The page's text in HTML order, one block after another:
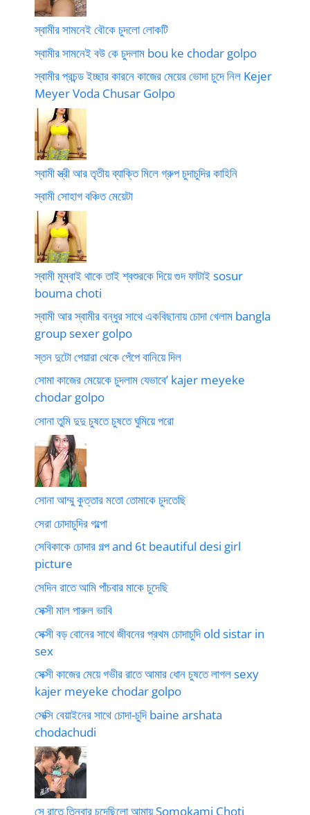
স্বামীর সামনেই বৌকে চুদলো লোকটি
স্বামীর সামনেই বউ কে চুদলাম bou ke chodar golpo
স্বামীর প্রচন্ড ইচ্ছার কারনে কাজের মেয়ের ভোদা চুদে নিল Kejer
Meyer Voda Chusar Golpo
স্বামী স্ত্রী আর তৃতীয় ব্যাক্তি মিলে গ্রুপ চুদাচুদির কাহিনি
স্বামী সোহাগ বঞ্চিত মেয়েটা
স্বামী মুম্বাই থাকে তাই শ্বশুরকে দিয়ে গুদ ফাটাই sosur
bouma choti
স্বামী আর স্বামীর বন্ধুর সাথে একবিছানায় চোদা খেলাম bangla
group sexer golpo
স্তন দুটো পেয়ারা থেকে পেঁপে বানিয়ে দিল
সোমা কাজের মেয়েকে চুদলাম যেভাবে’ kajer meyeke
chodar golpo
সোনা তুমি দুদু চুষতে চুষতে ঘুমিয়ে পরো
সোনা আম্মু কুত্তার মতো তোমাকে চুদতেছি
সেরা চোদাচুদির গল্পো
সেবিকাকে চোদার গল্প and 6t beautiful desi girl
picture
সেদিন রাতে আমি পাঁচবার মাকে চুদেছি
সেক্সী মাল পারুল ভাবি
সেক্সী বড় বোনের সাথে জীবনের প্রথম চোদাচুদি old sistar in
sex
সেক্সী কাজের মেয়ে গভীর রাতে আমার ধোন চুষতে লাগল sexy
kajer meyeke chodar golpo
সেক্সি বেয়াইনের সাথে চোদা-চুদি baine arshata
chodachudi
সে রাতে তিনবার চুদেছিলো আমায় Somokami Choti